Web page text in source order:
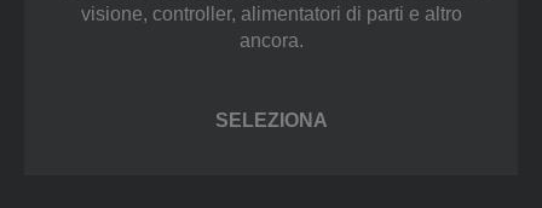
visione, controller, alimentatori di parti e altro
ancora.
SELEZIONA